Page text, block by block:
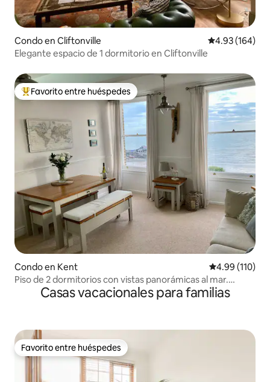
Condo en Cliftonville Calificación
4.93 (164)
Elegante espacio de 1 dormitorio en Cliftonville
Favorito entre huéspedes preferido
Favorito entre huéspedes
Condo en Kent Calificación
4.99 (110)
Piso de 2 dormitorios con vistas panorámicas al mar.
Capacidad: 4 personas
Casas vacacionales para familias
Favorito entre huéspedes
Favorito entre huéspedes